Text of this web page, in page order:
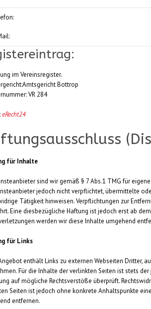
im Vereinsregister.
Bottrop
VR 284
eRecht24
für Inhalte
sind wir gemäß § 7 Abs.1 TMG für
jedoch nicht verpflichtet, übermittelte
Tätigkeit hinweisen. Verpflichtungen zur
Eine diesbezügliche Haftung ist jedoch erst ab
werden wir diese Inhalte umgehend
für Links
enthält Links zu externen Webseiten Dritter,
Für die Inhalte der verlinkten Seiten ist stets
auf mögliche Rechtsverstöße überprüft.
Seiten ist jedoch ohne konkrete Anhaltspunkte
entfernen.